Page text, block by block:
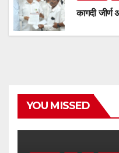
कागदी जीर्ण
YOU MISSED